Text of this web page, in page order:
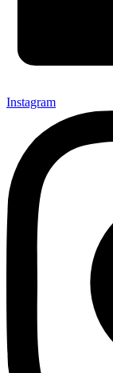
Instagram